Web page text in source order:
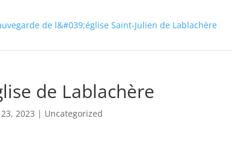
de Lablachère
2023 | Uncategorized